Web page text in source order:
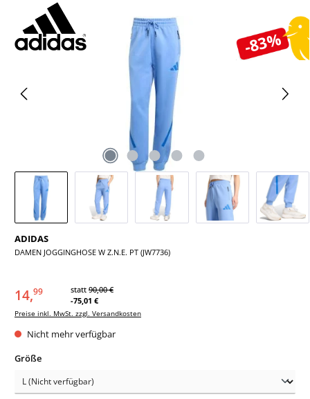
-83%
Bildergalerie überspringen
ADIDAS
DAMEN JOGGINGHOSE W Z.N.E. PT (JW7736)
14,99 statt 90,00 €
-75,01 €
Preise inkl. MwSt. zzgl. Versandkosten
Nicht mehr verfügbar
Größeauswählen